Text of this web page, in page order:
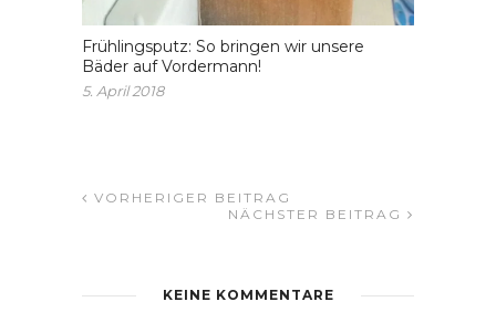
Frühlingsputz: So bringen wir unsere
Bäder auf Vordermann!
5. April 2018
VORHERIGER BEITRAG
NÄCHSTER BEITRAG
KEINE KOMMENTARE